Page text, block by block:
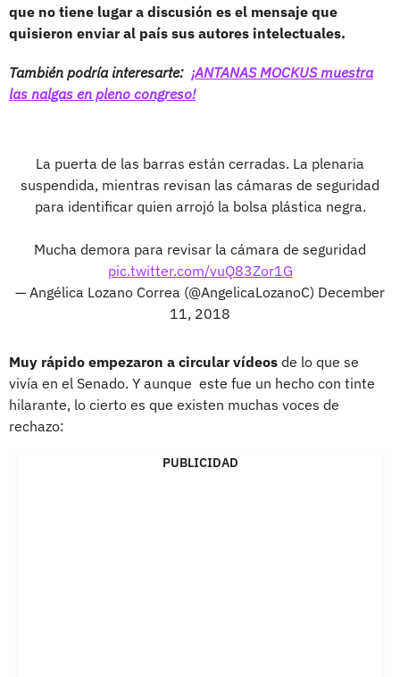
que no tiene lugar a discusión es el mensaje que
quisieron enviar al país sus autores intelectuales.
También podría interesarte: ¡ANTANAS MOCKUS muestra
las nalgas en pleno congreso!
La puerta de las barras están cerradas. La plenaria
suspendida, mientras revisan las cámaras de seguridad
para identificar quien arrojó la bolsa plástica negra.
Mucha demora para revisar la cámara de seguridad
pic.twitter.com/vuQ83Zor1G
— Angélica Lozano Correa (@AngelicaLozanoC) December
11, 2018
Muy rápido empezaron a circular vídeos de lo que se
vivía en el Senado. Y aunque este fue un hecho con tinte
hilarante, lo cierto es que existen muchas voces de
rechazo:
PUBLICIDAD